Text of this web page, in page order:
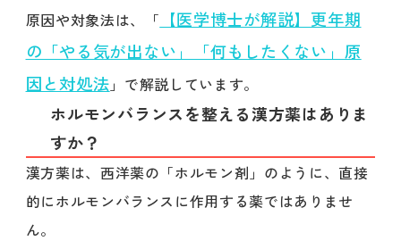
原因や対象法は、「 【医学博士が解説】更年期
の「やる気が出ない」「何もしたくない」原
因と対処法 」で解説しています。
ホルモンバランスを整える漢方薬はありま
すか？
漢方薬は、西洋薬の「ホルモン剤」のように、直接
的にホルモンバランスに作用する薬ではありませ
ん。